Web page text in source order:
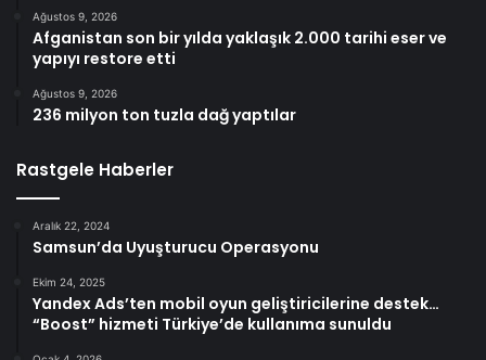
Ağustos 9, 2026
Afganistan son bir yılda yaklaşık 2.000 tarihi eser ve
yapıyı restore etti
Ağustos 9, 2026
236 milyon ton tuzla dağ yaptılar
Rastgele Haberler
Aralık 22, 2024
Samsun’da Uyuşturucu Operasyonu
Ekim 24, 2025
Yandex Ads’ten mobil oyun geliştiricilerine destek…
“Boost” hizmeti Türkiye’de kullanıma sunuldu